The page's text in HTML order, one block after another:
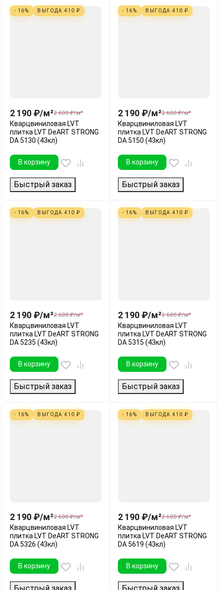
- 16% ВЫГОДА 410 ₽
2 190 ₽/м²2 600 ₽/м²
Кварцвиниловая LVT
плитка LVT DeART STRONG
DA 5130 (43кл)
В корзину
Быстрый заказ
- 16% ВЫГОДА 410 ₽
2 190 ₽/м²2 600 ₽/м²
Кварцвиниловая LVT
плитка LVT DeART STRONG
DA 5150 (43кл)
В корзину
Быстрый заказ
- 16% ВЫГОДА 410 ₽
2 190 ₽/м²2 600 ₽/м²
Кварцвиниловая LVT
плитка LVT DeART STRONG
DA 5235 (43кл)
В корзину
Быстрый заказ
- 16% ВЫГОДА 410 ₽
2 190 ₽/м²2 600 ₽/м²
Кварцвиниловая LVT
плитка LVT DeART STRONG
DA 5315 (43кл)
В корзину
Быстрый заказ
- 16% ВЫГОДА 410 ₽
2 190 ₽/м²2 600 ₽/м²
Кварцвиниловая LVT
плитка LVT DeART STRONG
DA 5326 (43кл)
В корзину
- 16% ВЫГОДА 410 ₽
2 190 ₽/м²2 600 ₽/м²
Кварцвиниловая LVT
плитка LVT DeART STRONG
DA 5619 (43кл)
В корзину